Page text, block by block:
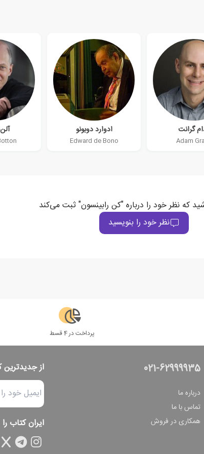
گرانت
Adam
ادوارد دوبونو
Edward de Bono
که نظر خود را درباره "کن رابینسون" ثبت می‌کند
نظر خود را بنویسید
پرداخت در 4 قسط
021-62999935
درباره ما
تماس با ما
همکاری در فروش
از جدیدترین
ایران کتاب